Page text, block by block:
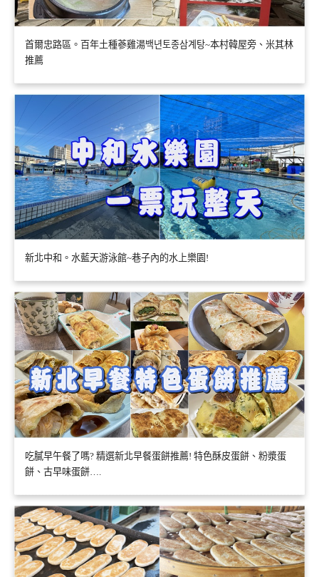
首爾忠路區。百年土種蔘雞湯백년토종삼계탕~本村韓屋旁、米其林
推薦
新北中和。水藍天游泳館~巷子內的水上樂園!
吃膩早午餐了嗎? 精選新北早餐蛋餅推薦! 特色酥皮蛋餅、粉漿蛋
餅、古早味蛋餅….